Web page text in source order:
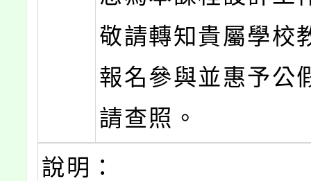
敬請轉知貴屬學校
報名參與並惠予公
請查照。
說明：